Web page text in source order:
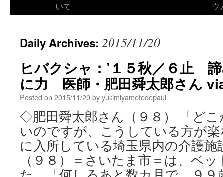
いて
ウ
Daily Archives: 2015/11/20
ヒバクシャ：’１５秋／６止
に力 医師・肥田舜太郎さん
Posted on 2015/11/20byyukimiyamotodepaul
◇肥田舜太郎さん（９８） 「ど
いのですが、こうしている方が
に入所している埼玉県内の介護
（９８）＝さいたま市＝は、ベ